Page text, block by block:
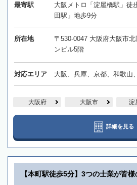
最寄駅
大阪メトロ「淀屋橋駅」徒
田駅」地歩9分
所在地
〒530-0047 大阪府大阪市
ンビル5階
対応エリア 大阪、兵庫、京都、和歌山
大阪府 大阪市 淀
詳細を見る
【本町駅徒歩5分】3つの士業が皆